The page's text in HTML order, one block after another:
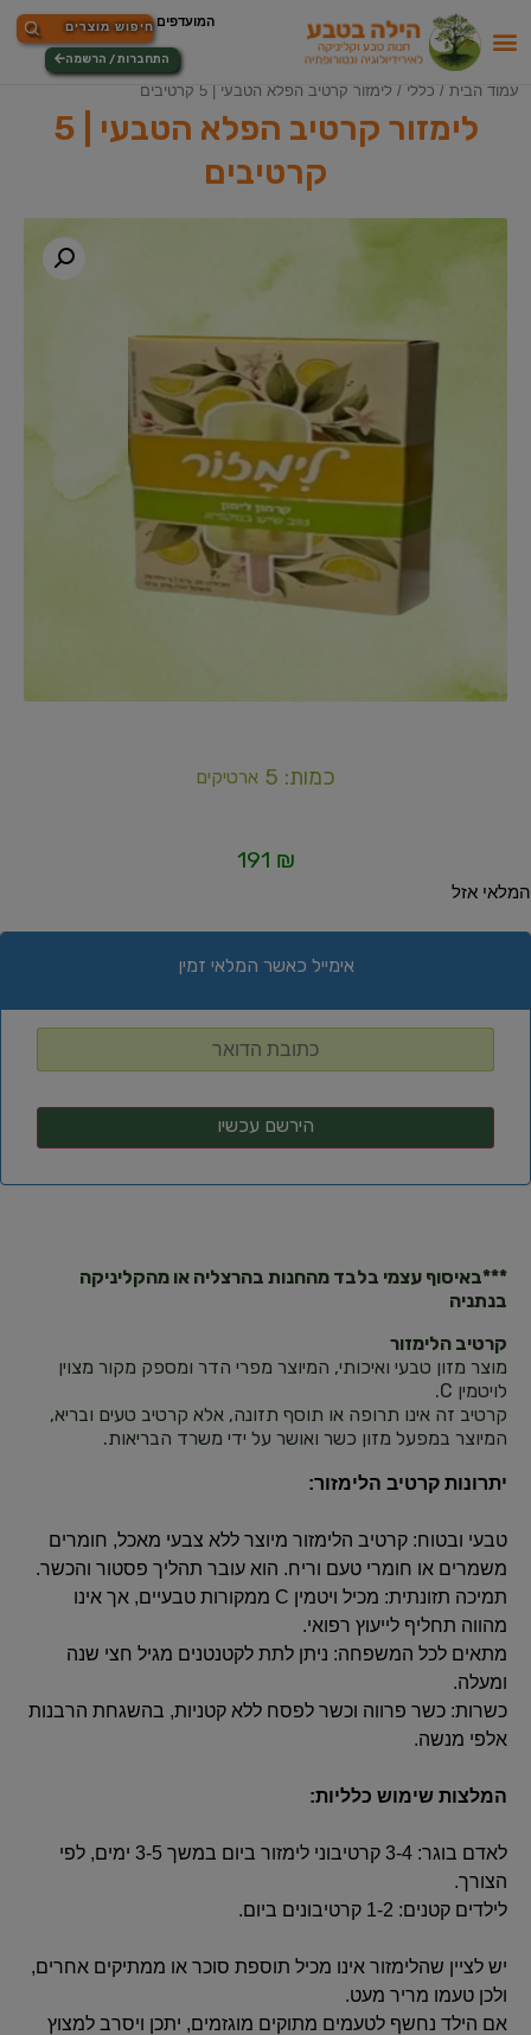
התחברות / הרשמה
עמוד הבית / כללי / לימזור קרטיב הפלא הטבעי | 5 קרטיבים
לימזור קרטיב הפלא הטבעי | 5
קרטיבים
כמות: 5 ארטיקים
191 ₪
המלאי אזל
אימייל כאשר המלאי זמין
***באיסוף עצמי בלבד מהחנות בהרצליה או מהקליניקה
בנתניה
קרטיב הלימזור
מוצר מזון טבעי ואיכותי, המיוצר מפרי הדר ומספק מקור מצוין
לויטמין C.
קרטיב זה אינו תרופה או תוסף תזונה, אלא קרטיב טעים ובריא,
המיוצר במפעל מזון כשר ואושר על ידי משרד הבריאות.
יתרונות קרטיב הלימזור:
טבעי ובטוח: קרטיב הלימזור מיוצר ללא צבעי מאכל, חומרים
משמרים או חומרי טעם וריח. הוא עובר תהליך פסטור והכשר.
תמיכה תזונתית: מכיל ויטמין C ממקורות טבעיים, אך אינו
מהווה תחליף לייעוץ רפואי.
מתאים לכל המשפחה: ניתן לתת לקטנטנים מגיל חצי שנה
ומעלה.
כשרות: כשר פרווה וכשר לפסח ללא קטניות, בהשגחת הרבנות
אלפי מנשה.
המלצות שימוש כלליות:
לאדם בוגר: 3-4 קרטיבוני לימזור ביום במשך 3-5 ימים, לפי
הצורך.
לילדים קטנים: 1-2 קרטיבונים ביום.
יש לציין שהלימזור אינו מכיל תוספת סוכר או ממתיקים אחרים,
ולכן טעמו מריר מעט.
אם הילד נחשף לטעמים מתוקים מוגזמים, יתכן ויסרב למצוץ